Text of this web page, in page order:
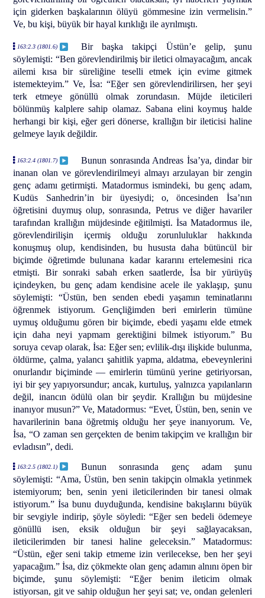
için giderken başkalarının ölüyü gömmesine izin vermelisin.”
Ve, bu kişi, büyük bir hayal kırıklığı ile ayrılmıştı.
163:2.3 (1801.6)
Bir başka takipçi Üstün’e gelip, şunu
söylemişti: “Ben görevlendirilmiş bir iletici olmayacağım, ancak
ailemi kısa bir süreliğine teselli etmek için evime gitmek
istemekteyim.” Ve, İsa: “Eğer sen görevlendirilirsen, her şeyi
terk etmeye gönüllü olmak zorundasın. Müjde ileticileri
bölünmüş kalplere sahip olamaz. Sabana elini koymuş halde
herhangi bir kişi, eğer geri dönerse, krallığın bir ileticisi haline
gelmeye layık değildir.
163:2.4 (1801.7)
Bunun sonrasında Andreas İsa’ya, dindar bir
inanan olan ve görevlendirilmeyi almayı arzulayan bir zengin
genç adamı getirmişti. Matadormus ismindeki, bu genç adam,
Kudüs Sanhedrin’in bir üyesiydi; o, öncesinden İsa’nın
öğretisini duymuş olup, sonrasında, Petrus ve diğer havariler
tarafından krallığın müjdesinde eğitilmişti. İsa Matadormus ile,
görevlendirilişin içermiş olduğu zorunluluklar hakkında
konuşmuş olup, kendisinden, bu hususta daha bütüncül bir
biçimde öğretimde bulunana kadar kararını ertelemesini rica
etmişti. Bir sonraki sabah erken saatlerde, İsa bir yürüyüş
içindeyken, bu genç adam kendisine acele ile yaklaşıp, şunu
söylemişti: “Üstün, ben senden ebedi yaşamın teminatlarını
öğrenmek istiyorum. Gençliğimden beri emirlerin tümüne
uymuş olduğumu gören bir biçimde, ebedi yaşamı elde etmek
için daha neyi yapmam gerektiğini bilmek istiyorum.” Bu
soruya cevap olarak, İsa: Eğer sen; evlilik-dışı ilişkide bulunma,
öldürme, çalma, yalancı şahitlik yapma, aldatma, ebeveynlerini
onurlandır biçiminde — emirlerin tümünü yerine getiriyorsan,
iyi bir şey yapıyorsundur; ancak, kurtuluş, yalnızca yapılanların
değil, inancın ödülü olan bir şeydir. Krallığın bu müjdesine
inanıyor musun?” Ve, Matadormus: “Evet, Üstün, ben, senin ve
havarilerinin bana öğretmiş olduğu her şeye inanıyorum. Ve,
İsa, “O zaman sen gerçekten de benim takipçim ve krallığın bir
evladısın”, dedi.
163:2.5 (1802.1)
Bunun sonrasında genç adam şunu
söylemişti: “Ama, Üstün, ben senin takipçin olmakla yetinmek
istemiyorum; ben, senin yeni ileticilerinden bir tanesi olmak
istiyorum.” İsa bunu duyduğunda, kendisine bakışlarını büyük
bir sevgiyle indirip, şöyle söyledi: “Eğer sen bedeli ödemeye
gönüllü isen, eksik olduğun bir şeyi sağlayacaksan,
ileticilerimden bir tanesi haline geleceksin.” Matadormus:
“Üstün, eğer seni takip etmeme izin verilecekse, ben her şeyi
yapacağım.” İsa, diz çökmekte olan genç adamın alnını öpen bir
biçimde, şunu söylemişti: “Eğer benim ileticim olmak
istiyorsan, git ve sahip olduğun her şeyi sat; ve, ondan gelenleri